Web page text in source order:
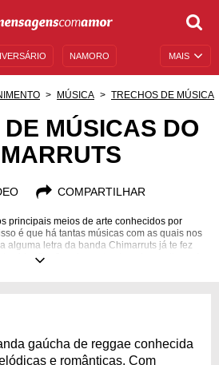
MAIS
NAMORO
DESCULPAS
MENSAGENS DE ANIVERSÁRIO
MÚSICA TRECHOS DE MÚSICA
MÚSICAS DO
COMPARTILHAR
principais meios de arte conhecidos por
é que há tantas músicas com as quais nos
alguma letra da banda Chimarruts já te fez
vida. Confira alguns trechos das melhores!
gaúcha de reggae conhecida
e românticas. Com